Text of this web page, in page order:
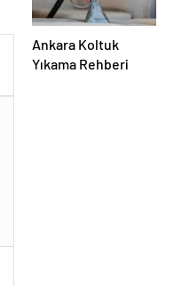
Ankara Koltuk
Yıkama Rehberi